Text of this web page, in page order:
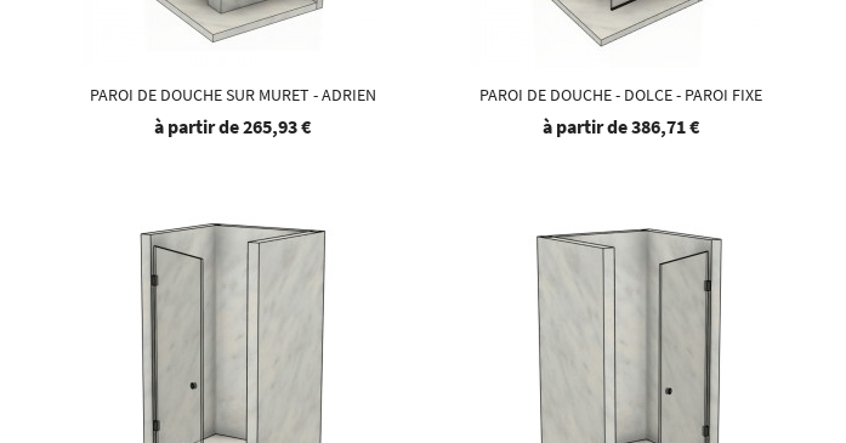
PAROI DE DOUCHE SUR MURET - ADRIEN
à partir de265,93 €
PAROI DE DOUCHE - DOLCE - PAROI FIXE
à partir de386,71 €